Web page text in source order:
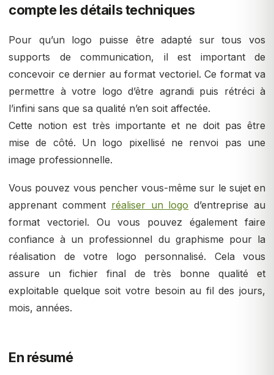
compte les détails techniques
Pour qu’un logo puisse être adapté sur tous vos
supports de communication, il est important de
concevoir ce dernier au format vectoriel. Ce format va
permettre à votre logo d’être agrandi puis rétréci à
l’infini sans que sa qualité n’en soit affectée.
Cette notion est très importante et ne doit pas être
mise de côté. Un logo pixellisé ne renvoi pas une
image professionnelle.
Vous pouvez vous pencher vous-même sur le sujet en
apprenant comment réaliser un logo d’entreprise au
format vectoriel. Ou vous pouvez également faire
confiance à un professionnel du graphisme pour la
réalisation de votre logo personnalisé. Cela vous
assure un fichier final de très bonne qualité et
exploitable quelque soit votre besoin au fil des jours,
mois, années.
En résumé